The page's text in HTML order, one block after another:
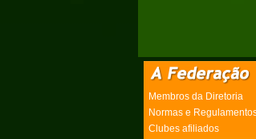
Membros da Diretoria
Normas e
Clubes afiliados